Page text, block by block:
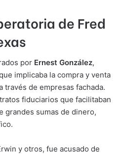
de Fred
por Ernest González,
implicaba la compra y venta
través de empresas fachada.
fiduciarios que facilitaban
grandes sumas de dinero,
y otros, fue acusado de